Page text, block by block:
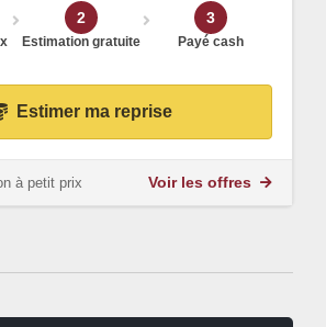
2
Estimation gratuite
3
Payé cash
Estimer ma reprise
à petit prix Voir les offres